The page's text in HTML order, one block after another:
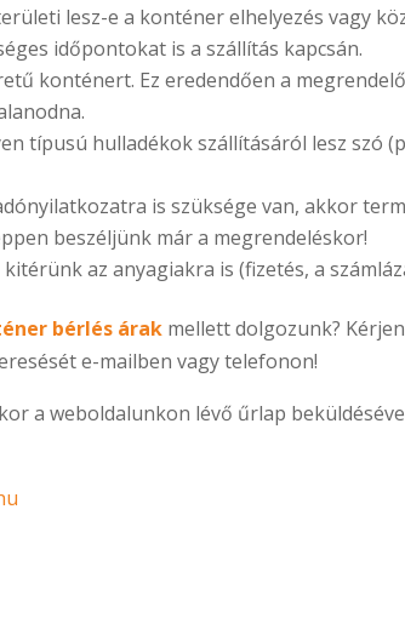
lesz-e a konténer elhelyezés vagy
időpontokat is a szállítás kapcsán.
konténert. Ez eredendően a
típusú hulladékok szállításáról lesz szó
is szüksége van, akkor
beszéljünk már a megrendeléskor!
az anyagiakra is (fizetés, a
bérlés árak mellett dolgozunk?
e-mailben vagy telefonon!
a weboldalunkon lévő űrlap